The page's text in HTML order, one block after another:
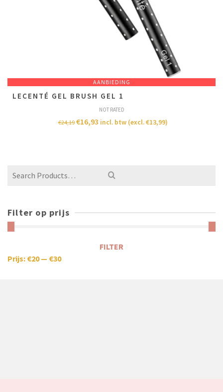
AANBIEDING
LECENTÉ GEL BRUSH GEL 1
NOT RATED
€24,19 €16,93 incl. btw (excl.€13,99)
Filter op prijs
FILTER
Prijs: €20— €30